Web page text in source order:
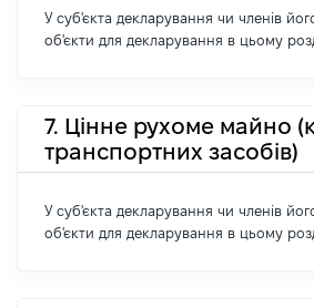
У суб'єкта декларування чи членів його
об'єкти для декларування в цьому
7. Цінне рухоме майно
транспортних засобів)
У суб'єкта декларування чи членів його
об'єкти для декларування в цьому